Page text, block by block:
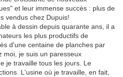
et leur immense succès : plus de
vendus chez Dupuis!
à dessin depuis quarante ans, il a
les plus productifs de
d'une centaine de planches par
moi, je suis un paresseux
je travaille tous les jours. Le
L'usine où je travaille, en fait,